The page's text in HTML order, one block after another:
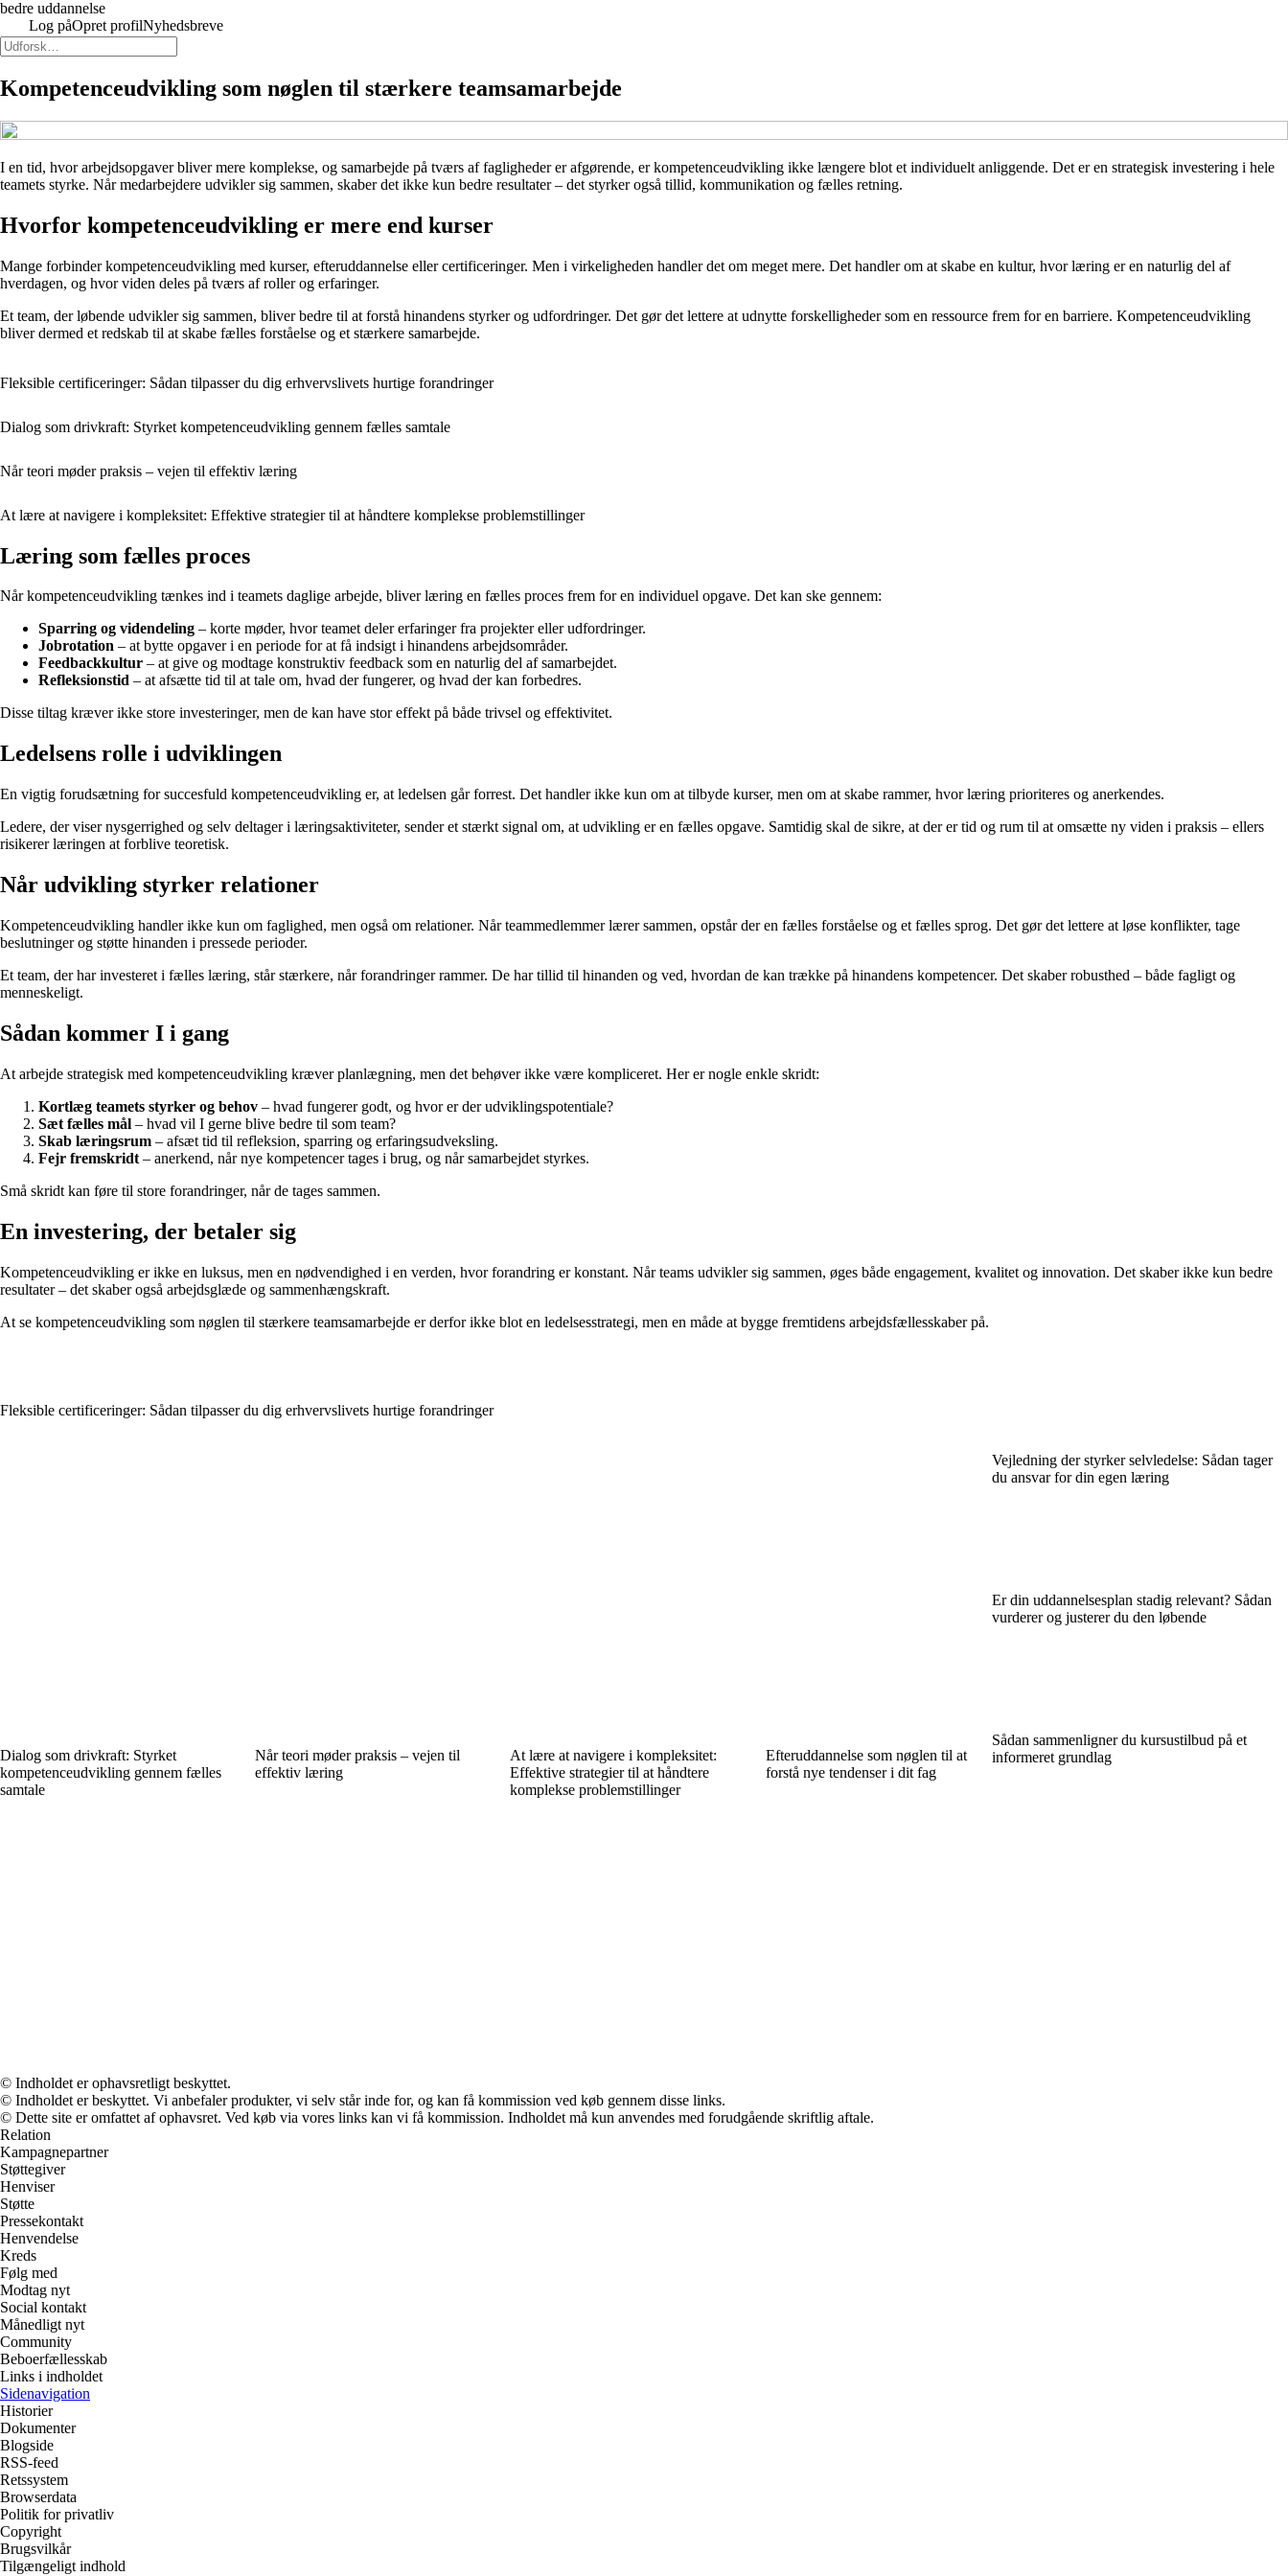
bedre uddannelse
Log påOpret profilNyhedsbreve
Kompetenceudvikling som nøglen til stærkere teamsamarbejde
I en tid, hvor arbejdsopgaver bliver mere komplekse, og samarbejde på tværs af fagligheder er afgørende, er kompetenceudvikling ikke længere blot et individuelt anliggende. Det er en strategisk investering i hele
teamets styrke. Når medarbejdere udvikler sig sammen, skaber det ikke kun bedre resultater – det styrker også tillid, kommunikation og fælles retning.
Hvorfor kompetenceudvikling er mere end kurser
Mange forbinder kompetenceudvikling med kurser, efteruddannelse eller certificeringer. Men i virkeligheden handler det om meget mere. Det handler om at skabe en kultur, hvor læring er en naturlig del af
hverdagen, og hvor viden deles på tværs af roller og erfaringer.
Et team, der løbende udvikler sig sammen, bliver bedre til at forstå hinandens styrker og udfordringer. Det gør det lettere at udnytte forskelligheder som en ressource frem for en barriere. Kompetenceudvikling
bliver dermed et redskab til at skabe fælles forståelse og et stærkere samarbejde.
Fleksible certificeringer: Sådan tilpasser du dig erhvervslivets hurtige forandringer
Dialog som drivkraft: Styrket kompetenceudvikling gennem fælles samtale
Når teori møder praksis – vejen til effektiv læring
At lære at navigere i kompleksitet: Effektive strategier til at håndtere komplekse problemstillinger
Læring som fælles proces
Når kompetenceudvikling tænkes ind i teamets daglige arbejde, bliver læring en fælles proces frem for en individuel opgave. Det kan ske gennem:
Sparring og videndeling – korte møder, hvor teamet deler erfaringer fra projekter eller udfordringer.
Jobrotation – at bytte opgaver i en periode for at få indsigt i hinandens arbejdsområder.
Feedbackkultur – at give og modtage konstruktiv feedback som en naturlig del af samarbejdet.
Refleksionstid – at afsætte tid til at tale om, hvad der fungerer, og hvad der kan forbedres.
Disse tiltag kræver ikke store investeringer, men de kan have stor effekt på både trivsel og effektivitet.
Ledelsens rolle i udviklingen
En vigtig forudsætning for succesfuld kompetenceudvikling er, at ledelsen går forrest. Det handler ikke kun om at tilbyde kurser, men om at skabe rammer, hvor læring prioriteres og anerkendes.
Ledere, der viser nysgerrighed og selv deltager i læringsaktiviteter, sender et stærkt signal om, at udvikling er en fælles opgave. Samtidig skal de sikre, at der er tid og rum til at omsætte ny viden i praksis – ellers
risikerer læringen at forblive teoretisk.
Når udvikling styrker relationer
Kompetenceudvikling handler ikke kun om faglighed, men også om relationer. Når teammedlemmer lærer sammen, opstår der en fælles forståelse og et fælles sprog. Det gør det lettere at løse konflikter, tage
beslutninger og støtte hinanden i pressede perioder.
Et team, der har investeret i fælles læring, står stærkere, når forandringer rammer. De har tillid til hinanden og ved, hvordan de kan trække på hinandens kompetencer. Det skaber robusthed – både fagligt og
menneskeligt.
Sådan kommer I i gang
At arbejde strategisk med kompetenceudvikling kræver planlægning, men det behøver ikke være kompliceret. Her er nogle enkle skridt:
Kortlæg teamets styrker og behov – hvad fungerer godt, og hvor er der udviklingspotentiale?
Sæt fælles mål – hvad vil I gerne blive bedre til som team?
Skab læringsrum – afsæt tid til refleksion, sparring og erfaringsudveksling.
Fejr fremskridt – anerkend, når nye kompetencer tages i brug, og når samarbejdet styrkes.
Små skridt kan føre til store forandringer, når de tages sammen.
En investering, der betaler sig
Kompetenceudvikling er ikke en luksus, men en nødvendighed i en verden, hvor forandring er konstant. Når teams udvikler sig sammen, øges både engagement, kvalitet og innovation. Det skaber ikke kun bedre
resultater – det skaber også arbejdsglæde og sammenhængskraft.
At se kompetenceudvikling som nøglen til stærkere teamsamarbejde er derfor ikke blot en ledelsesstrategi, men en måde at bygge fremtidens arbejdsfællesskaber på.
Fleksible certificeringer: Sådan tilpasser du dig erhvervslivets hurtige forandringer
Dialog som drivkraft: Styrket
kompetenceudvikling gennem fælles
samtale
Når teori møder praksis – vejen til
effektiv læring
At lære at navigere i kompleksitet:
Effektive strategier til at håndtere
komplekse problemstillinger
Efteruddannelse som nøglen til at
forstå nye tendenser i dit fag
Vejledning der styrker selvledelse: Sådan tager
du ansvar for din egen læring
Er din uddannelsesplan stadig relevant? Sådan
vurderer og justerer du den løbende
Sådan sammenligner du kursustilbud på et
informeret grundlag
© Indholdet er ophavsretligt beskyttet.
© Indholdet er beskyttet. Vi anbefaler produkter, vi selv står inde for, og kan få kommission ved køb gennem disse links.
© Dette site er omfattet af ophavsret. Ved køb via vores links kan vi få kommission. Indholdet må kun anvendes med forudgående skriftlig aftale.
Relation
Kampagnepartner
Støttegiver
Henviser
Støtte
Pressekontakt
Henvendelse
Kreds
Følg med
Modtag nyt
Social kontakt
Månedligt nyt
Community
Beboerfællesskab
Links i indholdet
Sidenavigation
Historier
Dokumenter
Blogside
RSS-feed
Retssystem
Browserdata
Politik for privatliv
Copyright
Brugsvilkår
Tilgængeligt indhold